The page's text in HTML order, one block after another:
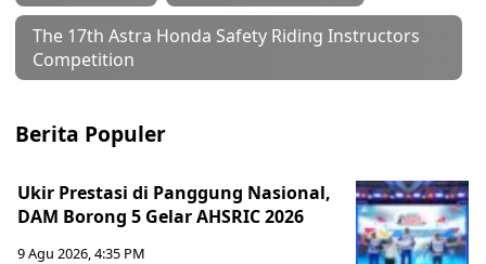
The 17th Astra Honda Safety Riding Instructors
Competition
Berita Populer
Ukir Prestasi di Panggung Nasional,
DAM Borong 5 Gelar AHSRIC 2026
9 Agu 2026, 4:35 PM